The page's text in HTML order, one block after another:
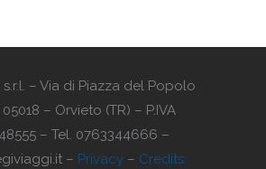
s.r.l. – Via di Piazza del Popolo
– Orvieto (TR) – P.IVA
– Tel. 0763344666 –
– Privacy – Credits: